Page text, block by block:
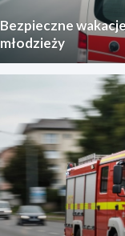
Bezpieczne
młodzieży